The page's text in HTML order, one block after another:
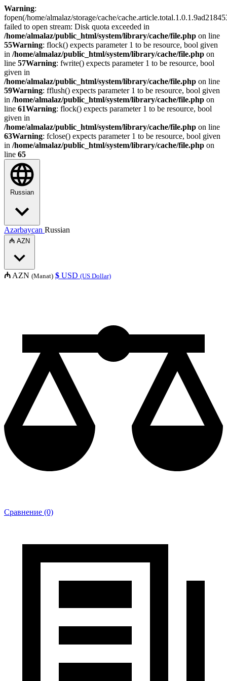
Warning:
fopen(/home/almalaz/storage/cache/
failed to open stream: Disk quota exceeded in
/home/almalaz/public_html/system/library/cache/file.php on line
55Warning: flock() expects parameter 1 to be resource, bool given
in /home/almalaz/public_html/system/library/cache/file.php on
line 57Warning: fwrite() expects parameter 1 to be resource, bool
given in
/home/almalaz/public_html/system/library/cache/file.php on line
59Warning: fflush() expects parameter 1 to be resource, bool given
in /home/almalaz/public_html/system/library/cache/file.php on
line 61Warning: flock() expects parameter 1 to be resource, bool
given in
/home/almalaz/public_html/system/library/cache/file.php on line
63Warning: fclose() expects parameter 1 to be resource, bool given
in /home/almalaz/public_html/system/library/cache/file.php on
line 65
Russian
Azərbaycan Russian
₼ AZN
₼ AZN (Manat) $ USD (US Dollar)
Сравнение (0)